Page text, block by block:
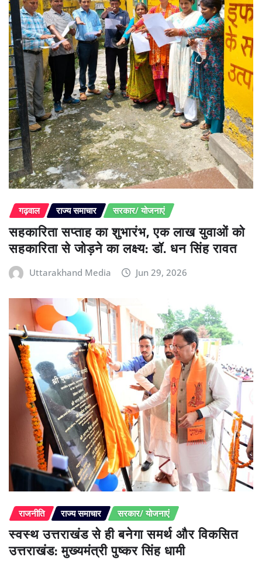
गढ़वाल राज्य समाचार सरकार/ योजनाएं
सहकारिता सप्ताह का शुभारंभ, एक लाख युवाओं को
सहकारिता से जोड़ने का लक्ष्य: डॉ. धन सिंह रावत
Uttarakhand Media Jun 29, 2026
राजनीति राज्य समाचार सरकार/ योजनाएं
स्वस्थ उत्तराखंड से ही बनेगा समर्थ और विकसित
उत्तराखंड: मुख्यमंत्री पुष्कर सिंह धामी